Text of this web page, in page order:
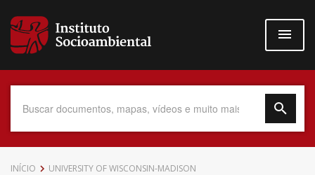
para
conteúdo
Data do Documento
INÍCIO UNIVERSITY OF WISCONSIN-MADISON